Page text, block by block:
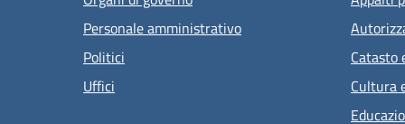
Personale amministrativo
Politici
Uffici
Catasto
Cultura